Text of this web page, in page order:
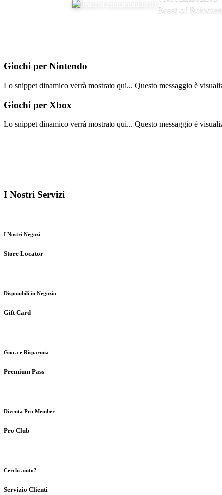
Beast of
Giochi per Nintendo
Lo snippet dinamico verrà mostrato qui... Questo messaggio è
Giochi per Xbox
Lo snippet dinamico verrà mostrato qui... Questo messaggio è
I Nostri Servizi
I Nostri Negozi
Store Locator
Disponibili in Negozio
Gift Card
Gioca e Risparmia
Premium Pass
Diventa Pro Member
Pro Club
Cerchi aiuto?
Servizio Clienti